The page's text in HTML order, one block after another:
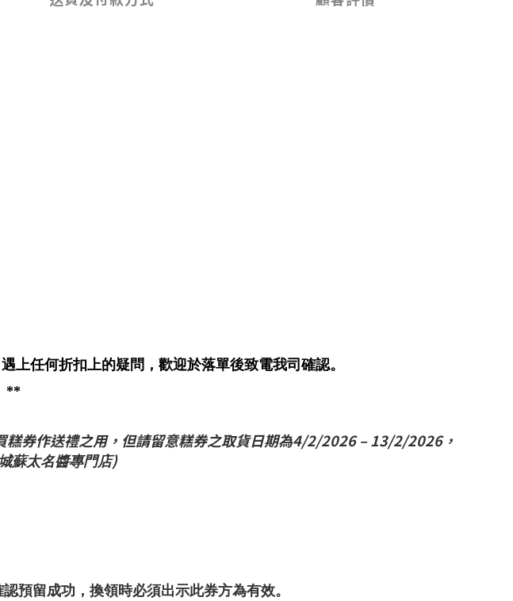
上任何折扣上的疑問，歡迎於落單後致電我司確認。
**
糕券作送禮之用，但請留意糕券之取貨日期為4/2/2026 – 13/2/2026，
蘇太名醬專門店)
預留成功，換領時必須出示此券方為有效。